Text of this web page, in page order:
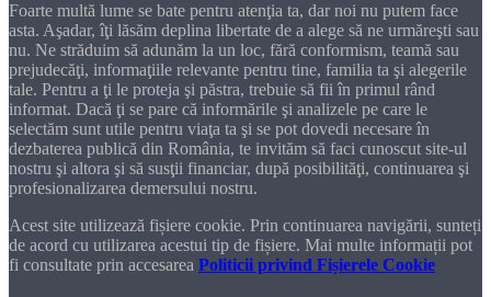
Foarte multă lume se bate pentru atenţia ta, dar noi nu putem face
asta. Aşadar, îţi lăsăm deplina libertate de a alege să ne urmăreşti sau
nu. Ne străduim să adunăm la un loc, fără conformism, teamă sau
prejudecăţi, informaţiile relevante pentru tine, familia ta şi alegerile
tale. Pentru a ţi le proteja şi păstra, trebuie să fii în primul rând
informat. Dacă ţi se pare că informările şi analizele pe care le
selectăm sunt utile pentru viaţa ta şi se pot dovedi necesare în
dezbaterea publică din România, te invităm să faci cunoscut site-ul
nostru şi altora şi să susţii financiar, după posibilităţi, continuarea şi
profesionalizarea demersului nostru.
Acest site utilizează fișiere cookie. Prin continuarea navigării, sunteți
de acord cu utilizarea acestui tip de fișiere. Mai multe informații pot
fi consultate prin accesarea Politicii privind Fișierele Cookie